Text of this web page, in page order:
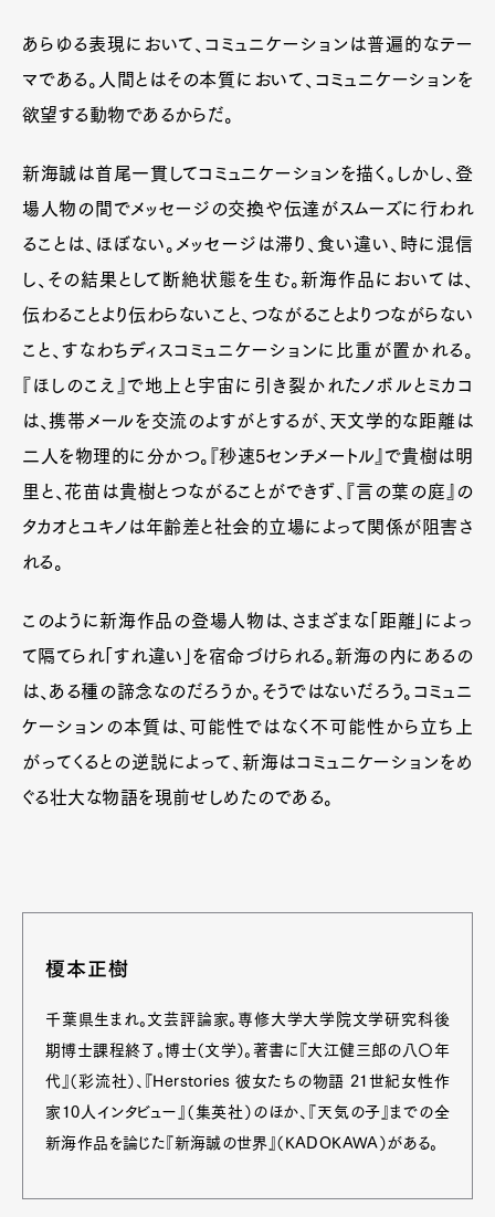
あらゆる表現において、コミュニケーションは普遍的なテー
マである。人間とはその本質において、コミュニケーションを
欲望する動物であるからだ。
新海誠は首尾一貫してコミュニケーションを描く。しかし、登
場人物の間でメッセージの交換や伝達がスムーズに行われ
ることは、ほぼない。メッセージは滞り、食い違い、時に混信
し、その結果として断絶状態を生む。新海作品においては、
伝わることより伝わらないこと、つながることよりつながらない
こと、すなわちディスコミュニケーションに比重が置かれる。
『ほしのこえ』で地上と宇宙に引き裂かれたノボルとミカコ
は、携帯メールを交流のよすがとするが、天文学的な距離は
二人を物理的に分かつ。『秒速5センチメートル』で貴樹は明
里と、花苗は貴樹とつながることができず、『言の葉の庭』の
タカオとユキノは年齢差と社会的立場によって関係が阻害さ
れる。
このように新海作品の登場人物は、さまざまな「距離」によっ
て隔てられ「すれ違い」を宿命づけられる。新海の内にあるの
は、ある種の諦念なのだろうか。そうではないだろう。コミュニ
ケーションの本質は、可能性ではなく不可能性から立ち上
がってくるとの逆説によって、新海はコミュニケーションをめ
ぐる壮大な物語を現前せしめたのである。
榎本正樹
千葉県生まれ。文芸評論家。専修大学大学院文学研究科後
期博士課程終了。博士（文学）。著書に『大江健三郎の八〇年
代』（彩流社）、『Herstories 彼女たちの物語 21世紀女性作
家10人インタビュー』（集英社）のほか、『天気の子』までの全
新海作品を論じた『新海誠の世界』（KADOKAWA）がある。